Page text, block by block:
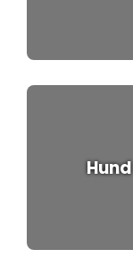
Hund